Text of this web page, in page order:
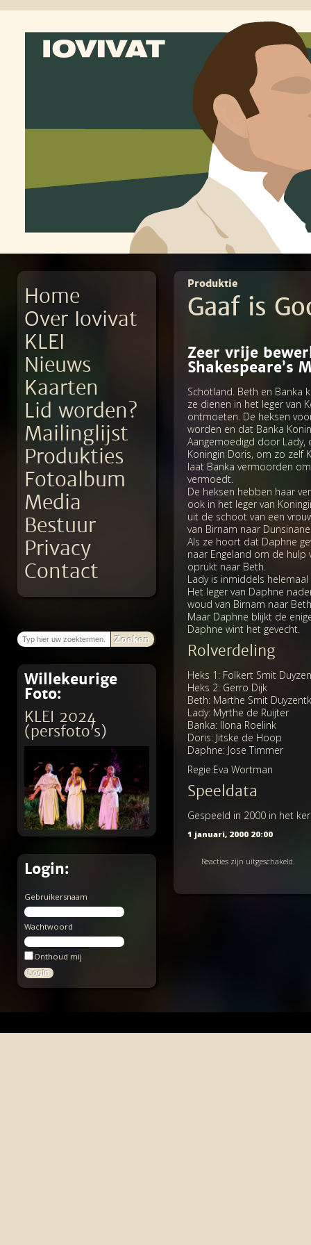
Home
Over Iovivat
KLEI
Nieuws
Kaarten
Lid worden?
Mailinglijst
Produkties
Fotoalbum
Media
Bestuur
Privacy
Contact
Zoeken
Willekeurige
Foto:
KLEI 2024
(persfoto’s)
Login:
Gebruikersnaam
Wachtwoord
Onthoud mij
Produktie
Gaaf is
Zeer vrije
Shakespeare’s
Schotland. Beth en Banka
ze dienen in het leger van
ontmoeten. De heksen
worden en dat Banka
Aangemoedigd door Lady,
Koningin Doris, om zo zelf
laat Banka vermoorden
vermoedt.
De heksen hebben haar
ook in het leger van
uit de schoot van een
van Birnam naar
Als ze hoort dat Daphne
naar Engeland om de
oprukt naar Beth.
Lady is inmiddels
Het leger van Daphne
woud van Birnam naar
Maar Daphne blijkt de
Daphne wint het gevecht.
Rolverdeling
Heks 1: Folkert Smit
Heks 2: Gerro Dijk
Beth: Marthe Smit
Lady: Myrthe de Ruijter
Banka: Ilona Roelink
Doris: Jitske de Hoop
Daphne: Jose Timmer
Regie:Eva Wortman
Speeldata
Gespeeld in 2000 in het
1 januari, 2000 20:00
Reacties zijn uitgeschakeld.